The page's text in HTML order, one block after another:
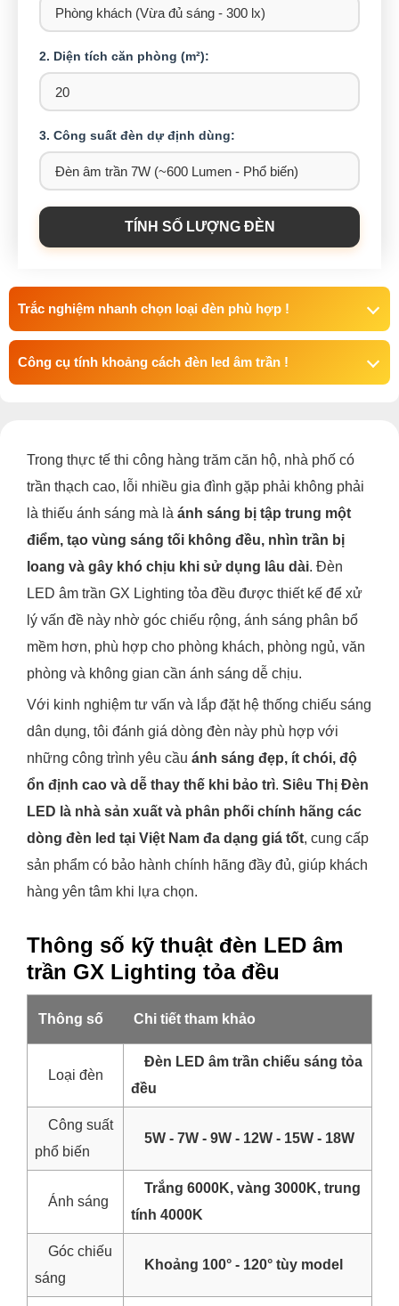
2. Diện tích căn phòng (m²):
3. Công suất đèn dự định dùng:
TÍNH SỐ LƯỢNG ĐÈN
Trắc nghiệm nhanh chọn loại đèn phù hợp !
Công cụ tính khoảng cách đèn led âm trần !
Trong thực tế thi công hàng trăm căn hộ, nhà phố có
trần thạch cao, lỗi nhiều gia đình gặp phải không phải
là thiếu ánh sáng mà là ánh sáng bị tập trung một
điểm, tạo vùng sáng tối không đều, nhìn trần bị
loang và gây khó chịu khi sử dụng lâu dài. Đèn
LED âm trần GX Lighting tỏa đều được thiết kế để xử
lý vấn đề này nhờ góc chiếu rộng, ánh sáng phân bổ
mềm hơn, phù hợp cho phòng khách, phòng ngủ, văn
phòng và không gian cần ánh sáng dễ chịu.
Với kinh nghiệm tư vấn và lắp đặt hệ thống chiếu sáng
dân dụng, tôi đánh giá dòng đèn này phù hợp với
những công trình yêu cầu ánh sáng đẹp, ít chói, độ
ổn định cao và dễ thay thế khi bảo trì. Siêu Thị Đèn
LED là nhà sản xuất và phân phối chính hãng các
dòng đèn led tại Việt Nam đa dạng giá tốt, cung cấp
sản phẩm có bảo hành chính hãng đầy đủ, giúp khách
hàng yên tâm khi lựa chọn.
Thông số kỹ thuật đèn LED âm
trần GX Lighting tỏa đều
Thông số Chi tiết tham khảo
Loại đèn
Đèn LED âm trần chiếu sáng tỏa
đều
Công suất
phổ biến
5W - 7W - 9W - 12W - 15W - 18W
Ánh sáng
Trắng 6000K, vàng 3000K, trung
tính 4000K
Góc chiếu
sáng
Khoảng 100° - 120° tùy model